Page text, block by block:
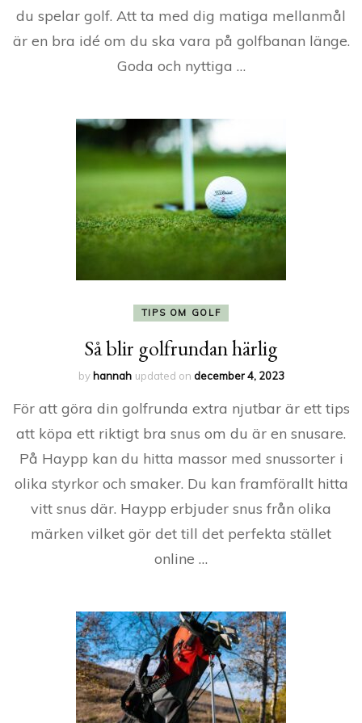
du spelar golf. Att ta med dig matiga mellanmål
är en bra idé om du ska vara på golfbanan länge.
Goda och nyttiga …
TIPS OM GOLF
Så blir golfrundan härlig
by hannah updated on december 4, 2023
För att göra din golfrunda extra njutbar är ett tips
att köpa ett riktigt bra snus om du är en snusare.
På Haypp kan du hitta massor med snussorter i
olika styrkor och smaker. Du kan framförallt hitta
vitt snus där. Haypp erbjuder snus från olika
märken vilket gör det till det perfekta stället
online …